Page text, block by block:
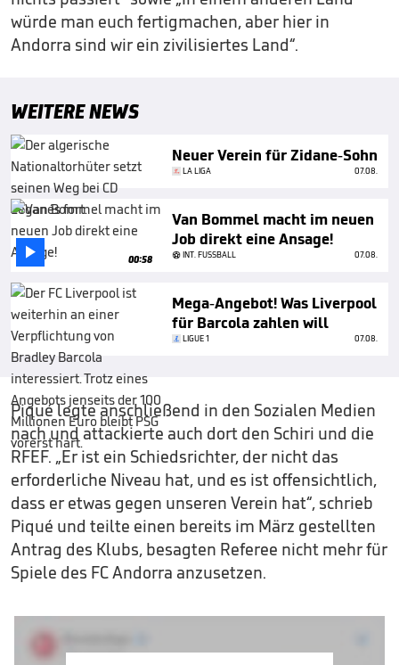
würde man euch fertigmachen, aber hier in
Andorra sind wir ein zivilisiertes Land“.
WEITERE NEWS
Neuer Verein für Zidane-Sohn
LA LIGA 07.08.
 00:58
Van Bommel macht im neuen
Job direkt eine Ansage!
INT. FUSSBALL 07.08.
Mega-Angebot! Was Liverpool
für Barcola zahlen will
LIGUE 1 07.08.
Piqué legte anschließend in den Sozialen Medien
nach und attackierte auch dort den Schiri und die
RFEF. „Er ist ein Schiedsrichter, der nicht das
erforderliche Niveau hat, und es ist offensichtlich,
dass er etwas gegen unseren Verein hat“, schrieb
Piqué und teilte einen bereits im März gestellten
Antrag des Klubs, besagten Referee nicht mehr für
Spiele des FC Andorra anzusetzen.